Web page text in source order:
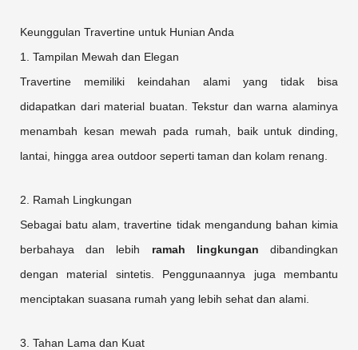
Keunggulan Travertine untuk Hunian Anda
1. Tampilan Mewah dan Elegan
Travertine memiliki keindahan alami yang tidak bisa
didapatkan dari material buatan. Tekstur dan warna alaminya
menambah kesan mewah pada rumah, baik untuk dinding,
lantai, hingga area outdoor seperti taman dan kolam renang.
2. Ramah Lingkungan
Sebagai batu alam, travertine tidak mengandung bahan kimia
berbahaya dan lebih ramah lingkungan dibandingkan
dengan material sintetis. Penggunaannya juga membantu
menciptakan suasana rumah yang lebih sehat dan alami.
3. Tahan Lama dan Kuat